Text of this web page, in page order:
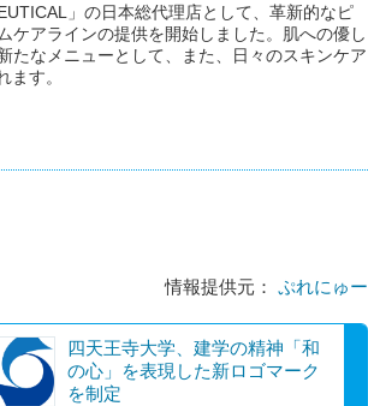
」の日本総代理店として、革新的なピ
ケアラインの提供を開始しました。肌への優し
たなメニューとして、また、日々のスキンケア
す。
情報提供元： ぷれにゅー
四天王寺大学、建学の精神「和
の心」を表現した新ロゴマーク
を制定